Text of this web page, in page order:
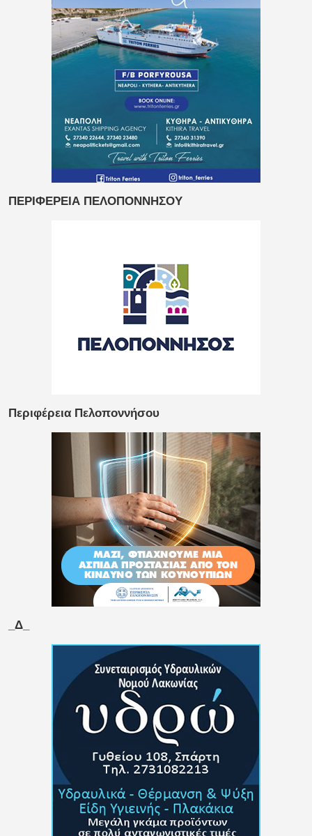
ΠΕΡΙΦΕΡΕΙΑ ΠΕΛΟΠΟΝΝΗΣΟΥ
Περιφέρεια Πελοποννήσου
_Δ_